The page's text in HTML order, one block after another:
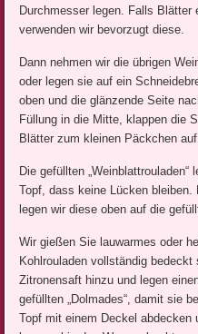
Durchmesser legen. Falls Blätter
verwenden wir bevorzugt diese.
Dann nehmen wir die übrigen
oder legen sie auf ein
oben und die glänzende Seite
Füllung in die Mitte, klappen die
Blätter zum kleinen Päckchen
Die gefüllten
Topf, dass keine Lücken
legen wir diese oben auf die
Wir gießen Sie lauwarmes oder
Kohlrouladen vollständig
Zitronensaft hinzu und legen
gefüllten „Dolmades“, damit sie
Topf mit einem Deckel abdecken